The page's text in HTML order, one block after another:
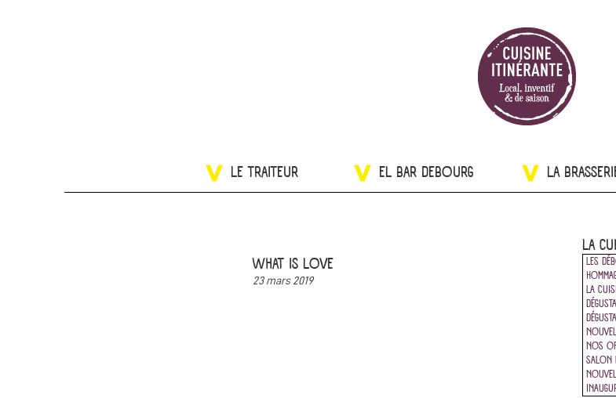
LE TRAITEUR EL BAR DEBOURG LA
LA
LES
LA
NOS
SALON
WHAT IS LOVE
23 mars 2019